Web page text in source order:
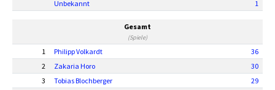
Unbekannt
1
Gesamt
(Spiele)
1 Philipp Volkardt
36
2
Zakaria Horo
30
3
Tobias Blochberger
29